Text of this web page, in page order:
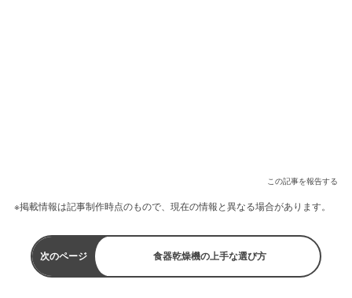
この記事を報告する
※掲載情報は記事制作時点のもので、現在の情報と異なる場合があります。
次のページ 食器乾燥機の上手な選び方